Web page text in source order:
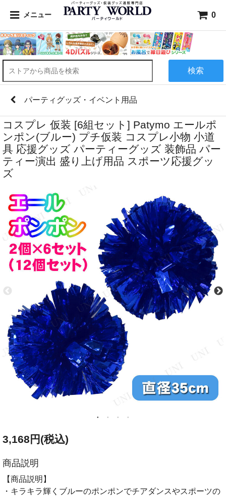
メニュー 0
検索
パーティグッズ・イベント用品
コスプレ 仮装 [6組セット] Patymo エールポ
ンポン(ブルー) プチ仮装 コスプレ小物 小道
具 応援グッズ パーティーグッズ 装飾品 パー
ティー演出 盛り上げ用品 スポーツ応援グッ
ズ
3,168円(税込)
商品説明
【商品説明】
・キラキラ輝くブルーのポンポンでチアダンスやスポーツの